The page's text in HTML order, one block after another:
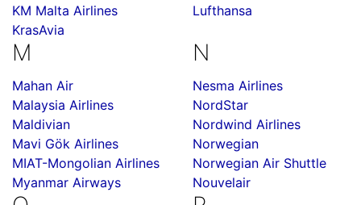
KM Malta Airlines
KrasAvia
Lufthansa
M
Mahan Air
Malaysia Airlines
Maldivian
Mavi Gök Airlines
MIAT-Mongolian Airlines
Myanmar Airways
N
Nesma Airlines
NordStar
Nordwind Airlines
Norwegian
Norwegian Air Shuttle
Nouvelair